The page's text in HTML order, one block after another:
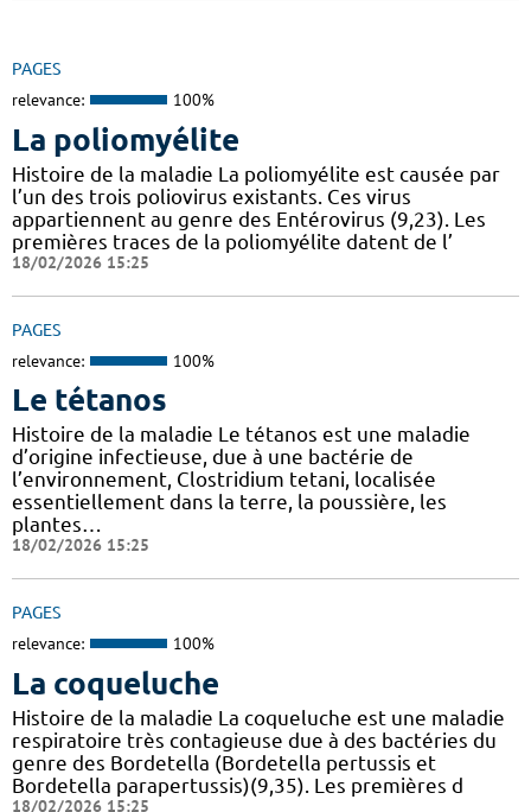
PAGES
relevance: 100%
La poliomyélite
Histoire de la maladie La poliomyélite est causée par
l’un des trois poliovirus existants. Ces virus
appartiennent au genre des Entérovirus (9,23). Les
premières traces de la poliomyélite datent de l’
18/02/2026 15:25
PAGES
relevance: 100%
Le tétanos
Histoire de la maladie Le tétanos est une maladie
d’origine infectieuse, due à une bactérie de
l’environnement, Clostridium tetani, localisée
essentiellement dans la terre, la poussière, les
plantes…
18/02/2026 15:25
PAGES
relevance: 100%
La coqueluche
Histoire de la maladie La coqueluche est une maladie
respiratoire très contagieuse due à des bactéries du
genre des Bordetella (Bordetella pertussis et
Bordetella parapertussis)(9,35). Les premières d
18/02/2026 15:25